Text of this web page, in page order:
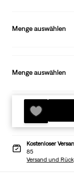
Menge auswählen
Menge auswählen
Kostenloser
85
Versand und